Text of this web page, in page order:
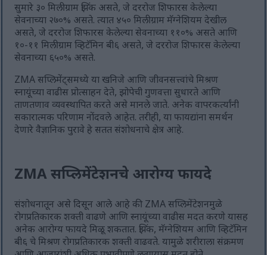
सुमारे ३० मिलीग्राम झिंक असते, जे दररोज शिफारस केलेल्या
सेवनाच्या २७०% असते. त्यात ४५० मिलीग्राम मॅग्नेशियम देखील
असते, जे दररोज शिफारस केलेल्या सेवनाच्या ११०% असते आणि
१०-११ मिलीग्राम व्हिटॅमिन बी६ असते, जे दररोज शिफारस केलेल्या
सेवनाच्या ६५०% असते.
ZMA सप्लिमेंट्समध्ये या खनिजे आणि जीवनसत्त्वांचे मिश्रण
स्नायूंच्या वाढीस प्रोत्साहन देते, झोपेची गुणवत्ता सुधारते आणि
ताणतणाव व्यवस्थापित करते असे मानले जाते. अनेक वापरकर्त्यांनी
सकारात्मक परिणाम नोंदवले आहेत. तरीही, या फायद्यांना समर्थन
देणारे वैज्ञानिक पुरावे हे सतत संशोधनाचे क्षेत्र आहे.
ZMA सप्लिमेंटेशनचे आरोग्य फायदे
संशोधनातून असे दिसून आले आहे की ZMA सप्लिमेंटेशनमुळे
रोगप्रतिकारक शक्ती वाढणे आणि स्नायूंच्या वाढीस मदत करणे यासह
अनेक आरोग्य फायदे मिळू शकतात. झिंक, मॅग्नेशियम आणि व्हिटॅमिन
बी६ चे मिश्रण रोगप्रतिकारक शक्ती वाढवते. यामुळे शरीराला संक्रमण